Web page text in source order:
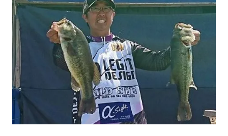
シ
ョ
ン